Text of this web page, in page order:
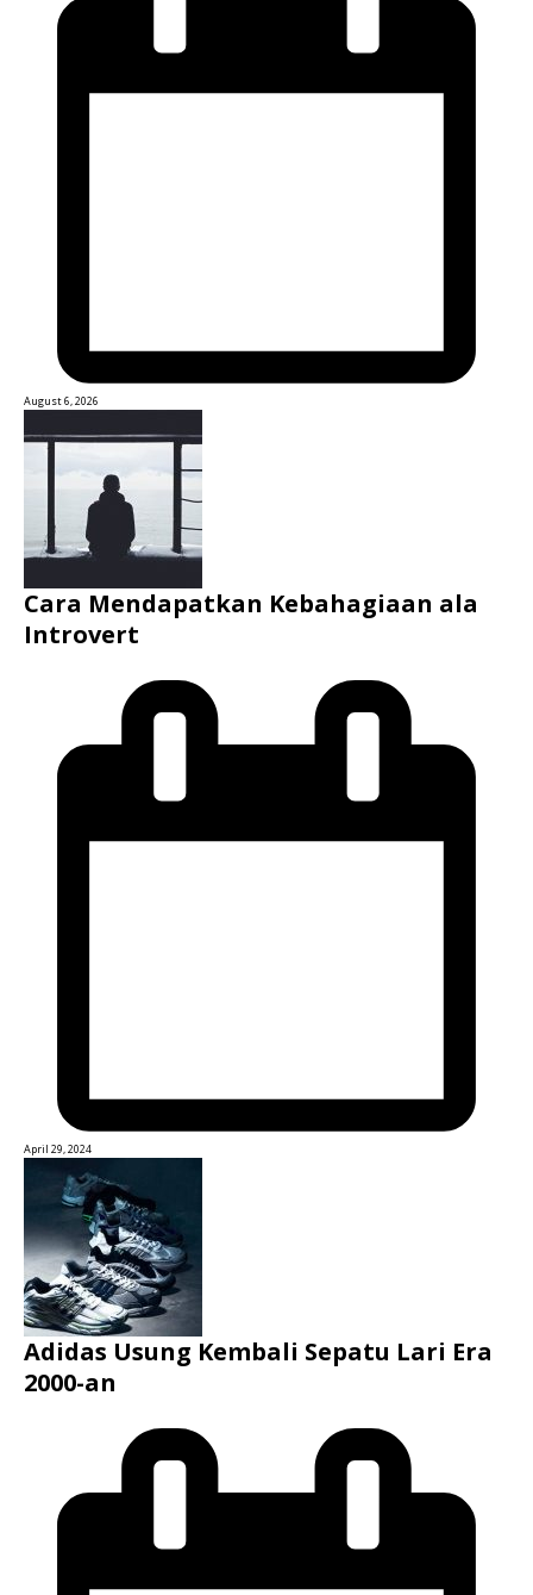
August 6, 2026
Cara Mendapatkan Kebahagiaan ala
Introvert
April 29, 2024
Adidas Usung Kembali Sepatu Lari Era
2000-an